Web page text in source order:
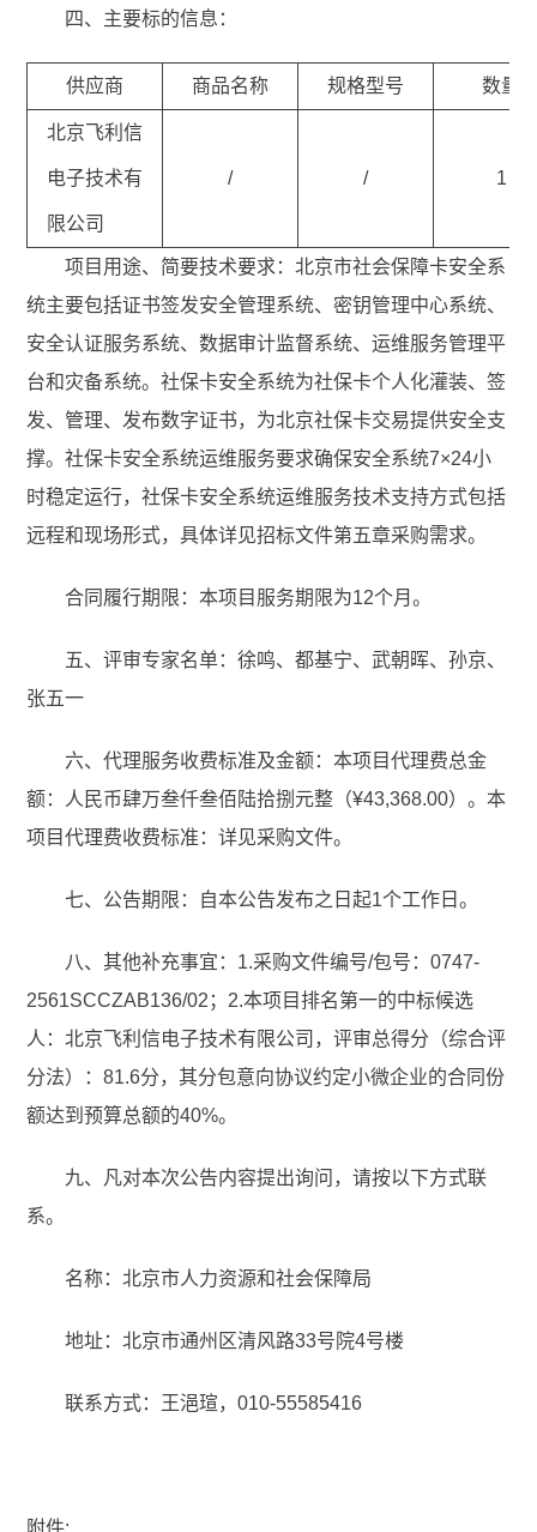
四、主要标的信息：
供应商 商品名称 规格型号 数量
北京飞利信
电子技术有
限公司
/ / 1
项目用途、简要技术要求：北京市社会保障卡安全系
统主要包括证书签发安全管理系统、密钥管理中心系统、
安全认证服务系统、数据审计监督系统、运维服务管理平
台和灾备系统。社保卡安全系统为社保卡个人化灌装、签
发、管理、发布数字证书，为北京社保卡交易提供安全支
撑。社保卡安全系统运维服务要求确保安全系统7×24小
时稳定运行，社保卡安全系统运维服务技术支持方式包括
远程和现场形式，具体详见招标文件第五章采购需求。
合同履行期限：本项目服务期限为12个月。
五、评审专家名单：徐鸣、都基宁、武朝晖、孙京、
张五一
六、代理服务收费标准及金额：本项目代理费总金
额：人民币肆万叁仟叁佰陆拾捌元整（¥43,368.00）。本
项目代理费收费标准：详见采购文件。
七、公告期限：自本公告发布之日起1个工作日。
八、其他补充事宜：1.采购文件编号/包号：0747-
2561SCCZAB136/02；2.本项目排名第一的中标候选
人：北京飞利信电子技术有限公司，评审总得分（综合评
分法）：81.6分，其分包意向协议约定小微企业的合同份
额达到预算总额的40%。
九、凡对本次公告内容提出询问，请按以下方式联
系。
名称：北京市人力资源和社会保障局
地址：北京市通州区清风路33号院4号楼
联系方式：王浥瑄，010-55585416